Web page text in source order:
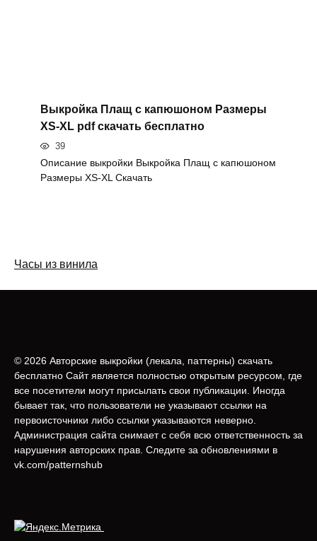
Выкройка Плащ с капюшоном Размеры
XS-XL pdf скачать бесплатно
39
Описание выкройки Выкройка Плащ с капюшоном
Размеры XS-XL Скачать
Часы из винила
© 2026 Авторские выкройки (лeкала, паттерны) скачать
бесплатно Сайт является полностью открытым ресурсом, где
все посетители могут присылать свои публикации. Иногда
бывает так, что пользователи не указывают ссылки на
первоисточники либо ссылки указываются неверно.
Администрация сайта снимает с себя всю ответственность за
нарушения авторских прав. Следите за обновлениями в
vk.com/patternshub